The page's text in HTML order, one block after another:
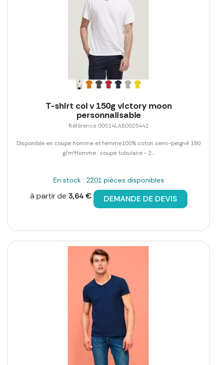
T-shirt col v 150g victory moon
personnalisable
Référence 00014LAB0025442
Disponible en coupe homme et femme100% coton semi-peigné 150
g/m²Homme : coupe tubulaire - 2...
En stock : 2201 pièces disponibles
à partir de 3,64 € DEMANDE DE DEVIS